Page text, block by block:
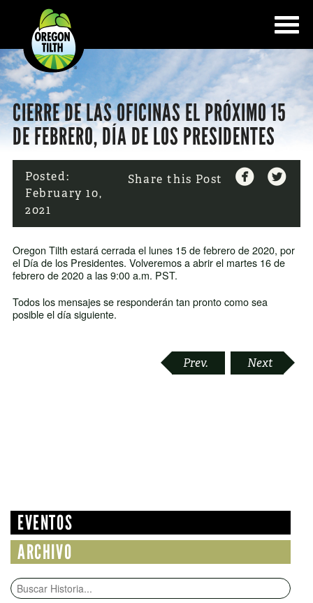
CIERRE DE LAS OFICINAS EL PRÓXIMO 15
DE FEBRERO, DÍA DE LOS PRESIDENTES
Share this Post  
Posted:
February 10,
2021
Oregon Tilth estará cerrada el lunes 15 de febrero de 2020, por
el Día de los Presidentes. Volveremos a abrir el martes 16 de
febrero de 2020 a las 9:00 a.m. PST.
Todos los mensajes se responderán tan pronto como sea
posible el día siguiente.
Prev. Next
EVENTOS
ARCHIVO